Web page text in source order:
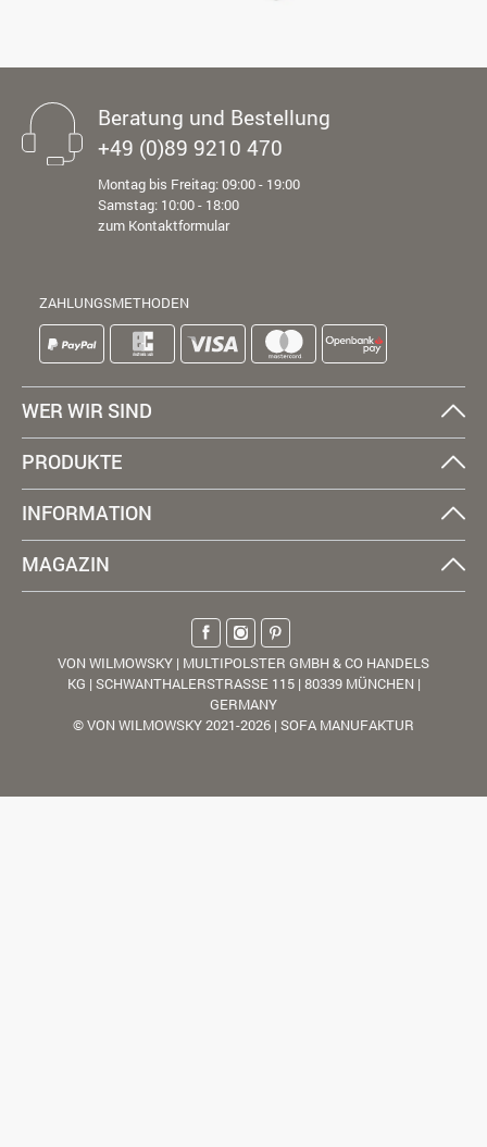
Beratung und Bestellung
+49 (0)89 9210 470
Montag bis Freitag: 09:00 - 19:00
Samstag: 10:00 - 18:00
zum Kontaktformular
ZAHLUNGSMETHODEN
WER WIR SIND
PRODUKTE
INFORMATION
MAGAZIN
VON WILMOWSKY | MULTIPOLSTER GMBH & CO HANDELS
KG | SCHWANTHALERSTRASSE 115 | 80339 MÜNCHEN |
GERMANY
© VON WILMOWSKY 2021-2026 | SOFA MANUFAKTUR